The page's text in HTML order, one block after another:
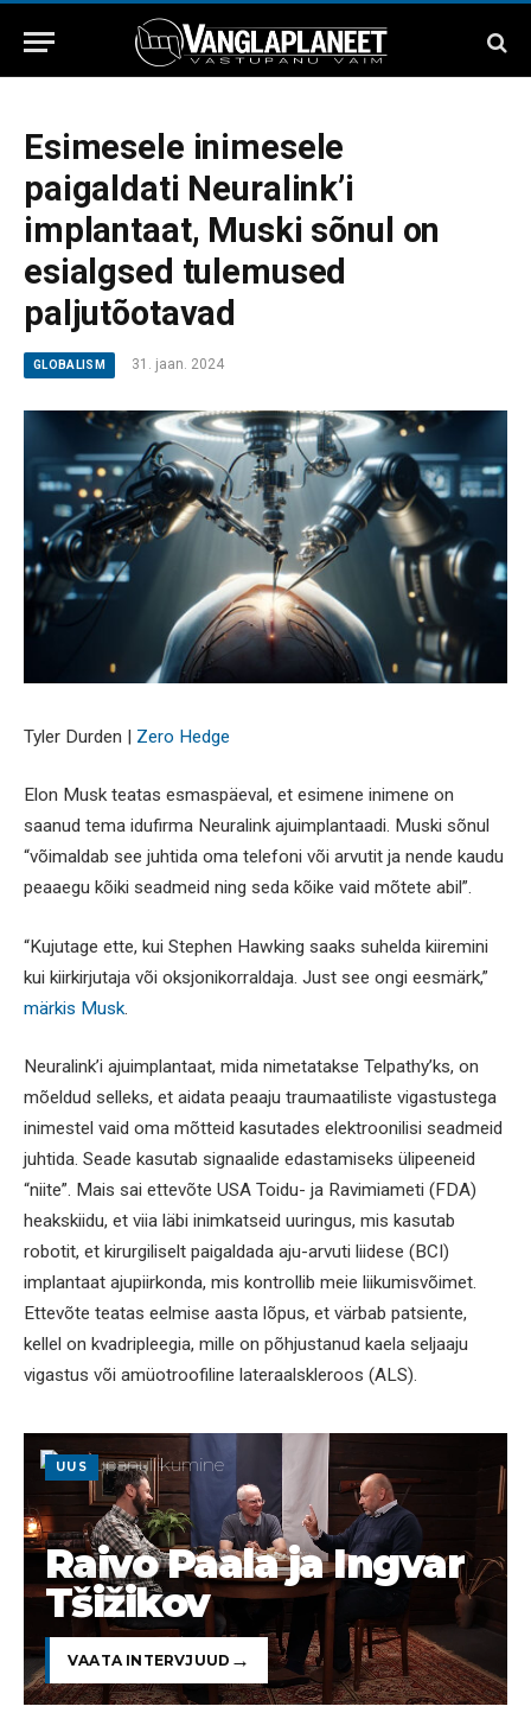
Esimesele inimesele
paigaldati Neuralink’i
implantaat, Muski sõnul on
esialgsed tulemused
paljutõotavad
GLOBALISM 31. jaan. 2024
Tyler Durden | Zero Hedge
Elon Musk teatas esmaspäeval, et esimene inimene on
saanud tema idufirma Neuralink ajuimplantaadi. Muski sõnul
“võimaldab see juhtida oma telefoni või arvutit ja nende kaudu
peaaegu kõiki seadmeid ning seda kõike vaid mõtete abil”.
“Kujutage ette, kui Stephen Hawking saaks suhelda kiiremini
kui kiirkirjutaja või oksjonikorraldaja. Just see ongi eesmärk,”
märkis Musk.
Neuralink’i ajuimplantaat, mida nimetatakse Telpathy’ks, on
mõeldud selleks, et aidata peaaju traumaatiliste vigastustega
inimestel vaid oma mõtteid kasutades elektroonilisi seadmeid
juhtida. Seade kasutab signaalide edastamiseks ülipeeneid
“niite”. Mais sai ettevõte USA Toidu- ja Ravimiameti (FDA)
heakskiidu, et viia läbi inimkatseid uuringus, mis kasutab
robotit, et kirurgiliselt paigaldada aju-arvuti liidese (BCI)
implantaat ajupiirkonda, mis kontrollib meie liikumisvõimet.
Ettevõte teatas eelmise aasta lõpus, et värbab patsiente,
kellel on kvadripleegia, mille on põhjustanud kaela seljaaju
vigastus või amüotroofiline lateraalskleroos (ALS).
UUS
Raivo Paala ja Ingvar
Tšižikov
VAATA INTERVJUUD